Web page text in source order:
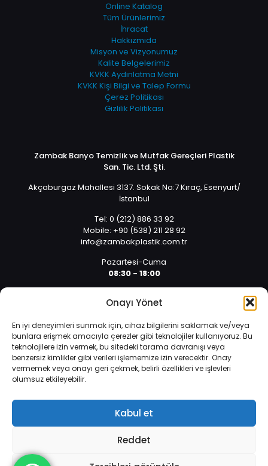
Onayı Yönet
En iyi deneyimleri sunmak için, cihaz bilgilerini saklamak ve/veya
bunlara erişmek amacıyla çerezler gibi teknolojiler kullanıyoruz. Bu
teknolojilere izin vermek, bu sitedeki tarama davranışı veya
benzersiz kimlikler gibi verileri işlememize izin verecektir. Onay
vermemek veya onayı geri çekmek, belirli özellikleri ve işlevleri
olumsuz etkileyebilir.
Kabul et
Reddet
Online Katalog
Tüm Ürünlerimiz
İhracat
Hakkızmıda
Misyon ve Vizyonumuz
Kalite Belgelerimiz
KVKK Aydınlatma Metni
KVKK Kişi Bilgi ve Talep Formu
Çerez Politikası
Gizlilik Politikası
Zambak Banyo Temizlik ve Mutfak Gereçleri Plastik
San. Tic. Ltd. Şti.
Akçaburgaz Mahallesi 3137. Sokak No:7 Kıraç, Esenyurt/
İstanbul
Tel: 0 (212) 886 33 92
Mobile: +90 (538) 211 28 92
info@zambakplastik.com.tr
Pazartesi-Cuma
08:30 - 18:00
08:30 - 14:30
işlenmektedir. Zorunlu çerezler, internet sitemizin çalışması,
güvenliği ve bilgi toplumu hizmetlerinin sunulması amacıyla
Daha fazla bilgi edinin